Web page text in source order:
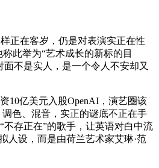
正在客岁，仍是对表演实正在性
此举为“艺术成长的新标的目
不是实人，是一个令人不安却又
10亿美元入股OpenAI，演艺圈该
色、混音，实正的谜底不正在手
存正在”的歌手，让英语对白中流
人设，而是由荷兰艺术家艾琳·范